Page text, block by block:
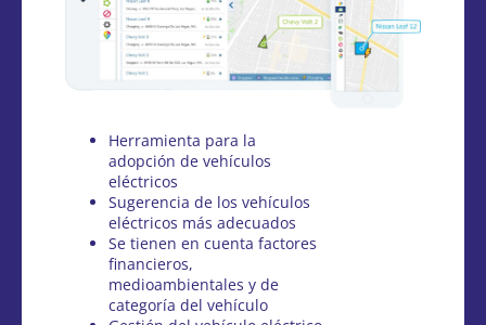
Herramienta para la
adopción de vehículos
eléctricos
Sugerencia de los vehículos
eléctricos más adecuados
Se tienen en cuenta factores
financieros,
medioambientales y de
categoría del vehículo